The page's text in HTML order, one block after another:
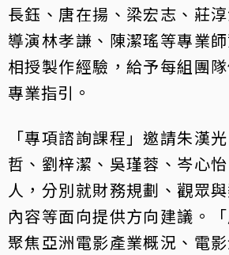
長鈺、唐在揚、梁宏志、莊
導演林孝謙、陳潔瑤等專業
相授製作經驗，給予每組團
專業指引。
「專項諮詢課程」邀請朱漢
哲、劉梓潔、吳瑾蓉、岑心
人，分別就財務規劃、觀眾
內容等面向提供方向建議。「
聚焦亞洲電影產業概況、電